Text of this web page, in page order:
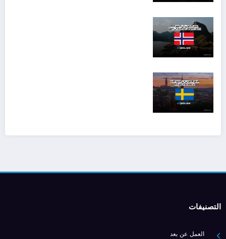
التصنيفات
العمل عن بعد